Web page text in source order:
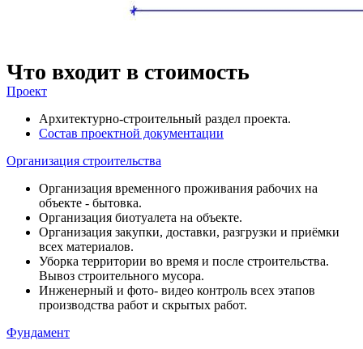
Что входит в стоимость
Проект
Архитектурно-строительный раздел проекта.
Состав проектной документации
Организация строительства
Организация временного проживания рабочих на
объекте - бытовка.
Организация биотуалета на объекте.
Организация закупки, доставки, разгрузки и приёмки
всех материалов.
Уборка территории во время и после строительства.
Вывоз строительного мусора.
Инженерный и фото- видео контроль всех этапов
производства работ и скрытых работ.
Фундамент